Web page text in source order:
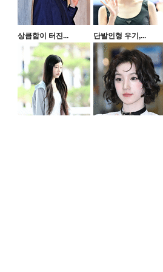
상큼함이 터진... 단발인형 우기,...